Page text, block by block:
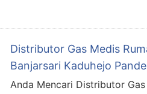
Distributor Gas Medis
Banjarsari Kaduhejo
Anda Mencari Distributor